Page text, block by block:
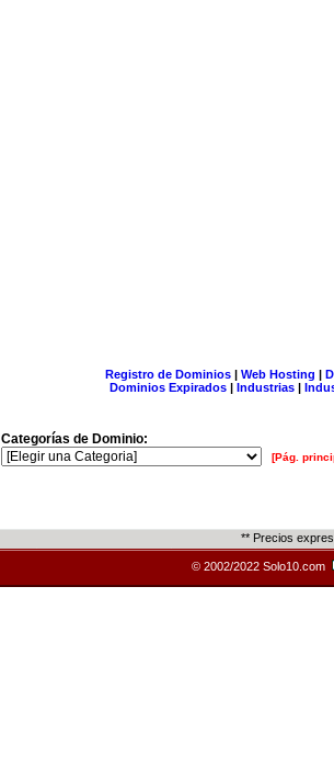
Registro de Dominios| Web Hosting |
Dominios Expirados | Industrias |
Categorías de Dominio:
[Pág.
** Precios
© 2002/2022 Solo10.com